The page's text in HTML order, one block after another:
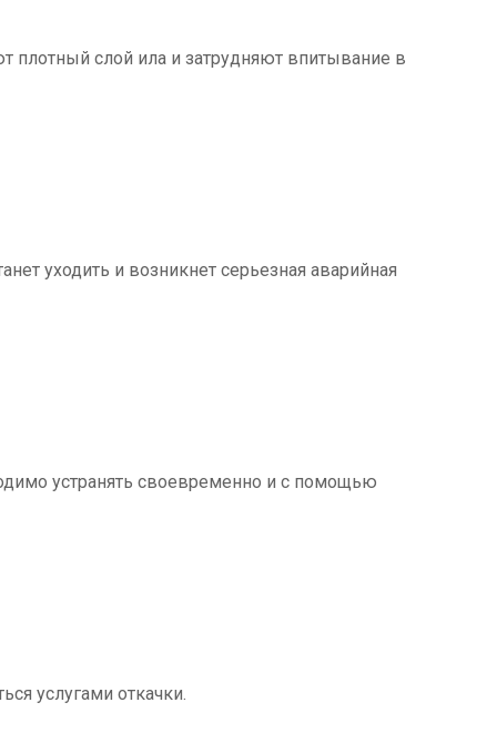
плотный слой ила и затрудняют впитывание в
уходить и возникнет серьезная аварийная
устранять своевременно и с помощью
услугами откачки.